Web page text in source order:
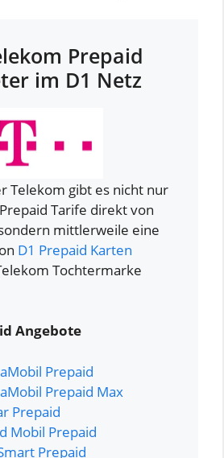
Prepaid
im D1 Netz
Telekom gibt es nicht nur
Tarife direkt von
mittlerweile eine
D1 Prepaid Karten
Tochtermarke
Angebote
Prepaid
Prepaid Max
Prepaid
Mobil Prepaid
Prepaid